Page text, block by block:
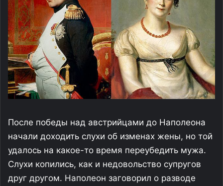
После победы над австрийцами до Наполеона
начали доходить слухи об изменах жены, но той
удалось на какое-то время переубедить мужа.
Слухи копились, как и недовольство супругов
друг другом. Наполеон заговорил о разводе